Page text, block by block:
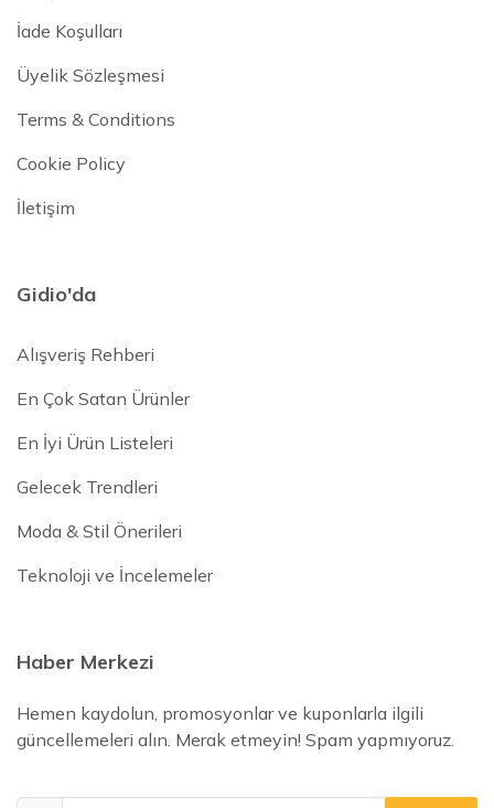
İade Koşulları
Üyelik Sözleşmesi
Terms & Conditions
Cookie Policy
İletişim
Gidio'da
Alışveriş Rehberi
En Çok Satan Ürünler
En İyi Ürün Listeleri
Gelecek Trendleri
Moda & Stil Önerileri
Teknoloji ve İncelemeler
Haber Merkezi
Hemen kaydolun, promosyonlar ve kuponlarla ilgili
güncellemeleri alın. Merak etmeyin! Spam yapmıyoruz.